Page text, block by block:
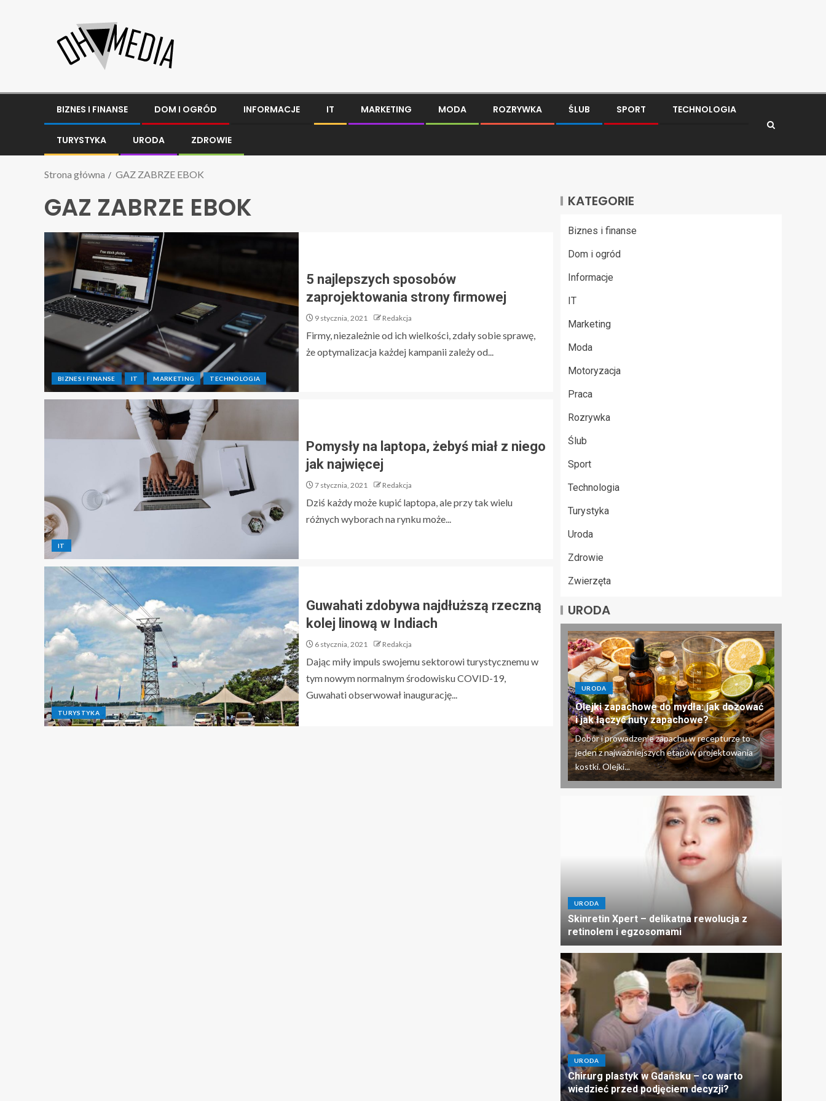
BIZNES I FINANSE DOM I OGRÓD INFORMACJE IT MARKETING MODA ROZRYWKA ŚLUB SPORT TECHNOLOGIA
TURYSTYKA URODA ZDROWIE
Strona główna GAZ ZABRZE EBOK
GAZ ZABRZE EBOK
BIZNES I FINANSE IT MARKETING TECHNOLOGIA
5 najlepszych sposobów
zaprojektowania strony firmowej
9 stycznia, 2021 Redakcja
Firmy, niezależnie od ich wielkości, zdały sobie sprawę,
że optymalizacja każdej kampanii zależy od...
IT
Pomysły na laptopa, żebyś miał z niego
jak najwięcej
7 stycznia, 2021 Redakcja
Dziś każdy może kupić laptopa, ale przy tak wielu
różnych wyborach na rynku może...
TURYSTYKA
Guwahati zdobywa najdłuższą rzeczną
kolej linową w Indiach
6 stycznia, 2021 Redakcja
Dając miły impuls swojemu sektorowi turystycznemu w
tym nowym normalnym środowisku COVID-19,
Guwahati obserwował inaugurację...
KATEGORIE
Biznes i finanse
Dom i ogród
Informacje
IT
Marketing
Moda
Motoryzacja
Praca
Rozrywka
Ślub
Sport
Technologia
Turystyka
Uroda
Zdrowie
Zwierzęta
URODA
URODA
Olejki zapachowe do mydła: jak dozować
i jak łączyć nuty zapachowe?
Dobór i prowadzenie zapachu w recepturze to
jeden z najważniejszych etapów projektowania
kostki. Olejki...
URODA
Skinretin Xpert – delikatna rewolucja z
retinolem i egzosomami
URODA
Chirurg plastyk w Gdańsku – co warto
wiedzieć przed podjęciem decyzji?